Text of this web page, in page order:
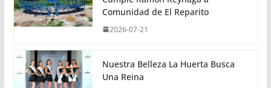
Comunidad de El Reparito
2026-07-21
Nuestra Belleza La Huerta Busca
Una Reina